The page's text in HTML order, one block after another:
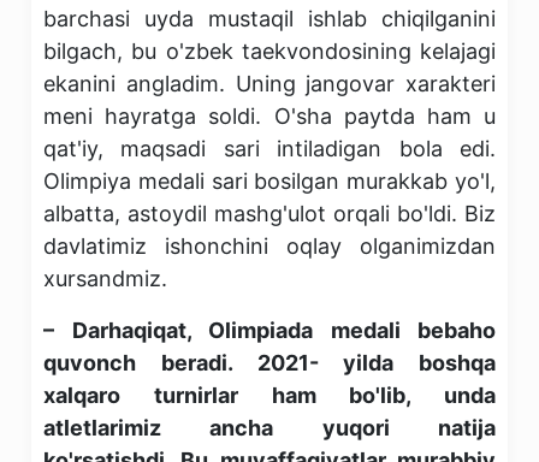
barchasi uyda mustaqil ishlab chiqilganini
bilgach, bu o'zbek taekvondosining kelajagi
ekanini angladim. Uning jangovar xarakteri
meni hayratga soldi. O'sha paytda ham u
qat'iy, maqsadi sari intiladigan bola edi.
Olimpiya medali sari bosilgan murakkab yo'l,
albatta, astoydil mashg'ulot orqali bo'ldi. Biz
davlatimiz ishonchini oqlay olganimizdan
xursandmiz.
– Darhaqiqat, Olimpiada medali bebaho
quvonch beradi. 2021- yilda boshqa
xalqaro turnirlar ham bo'lib, unda
atletlarimiz ancha yuqori natija